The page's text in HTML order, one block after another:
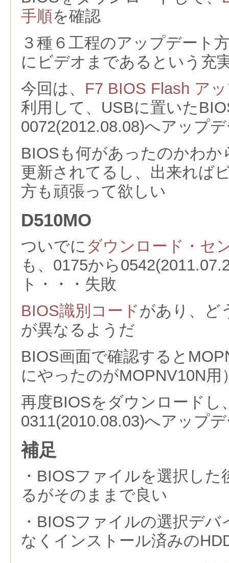
手順を確認
３種６工程のアップデート
にビデオまであるという充
今回は、 F7 BIOS Flash ア
利用して、USBに置いた
0072(2012.08.08)へアップ
BIOSも何があったのかわ
更新されてるし、出来れば
方も頑張って欲しい
D510MO
ついでに ダウンロード・セ
も、0175から
ト・・・失敗
BIOS識別コードがあり、ど
が異なるようだ
BIOS画面で確認すると
にやったのがMOPNV10N用
再度BIOSをダウンロードし
0311(2010.08.03)へアップ
補足
・BIOSファイルを選択し
るがそのままで良い
・BIOSファイルの選択デ
なくインストール済みの